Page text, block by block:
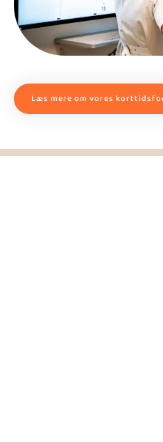
Læs mere om vores